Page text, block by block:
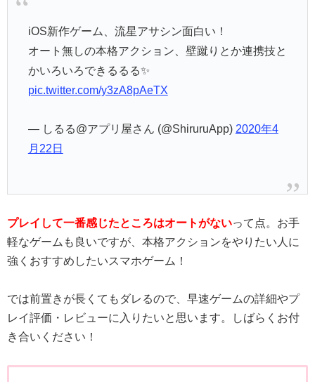
iOS新作ゲーム、流星アサシン面白い！
オート無しの本格アクション、壁蹴りとか連携技と
かいろいろできるるる✨
pic.twitter.com/y3zA8pAeTX
— しるる@アプリ屋さん (@ShiruruApp) 2020年4
月22日
プレイして一番感じたところはオートがないって点。お手
軽なゲームも良いですが、本格アクションをやりたい人に
強くおすすめしたいスマホゲーム！
では前置きが長くてもダレるので、早速ゲームの詳細やプ
レイ評価・レビューに入りたいと思います。しばらくお付
き合いください！